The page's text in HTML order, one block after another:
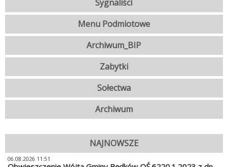
Sygnaliści
Menu Podmiotowe
Archiwum_BIP
Zabytki
Sołectwa
Archiwum
NAJNOWSZE
06.08.2026 11:51